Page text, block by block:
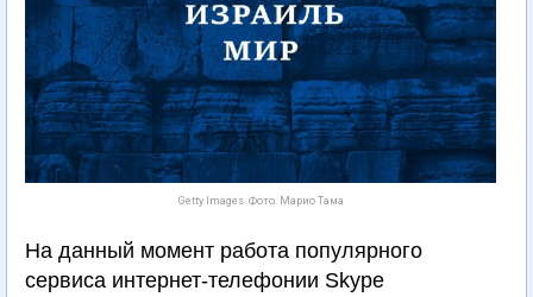
Getty Images. Фото: Марио Тама
На данный момент работа популярного
сервиса интернет-телефонии Skype